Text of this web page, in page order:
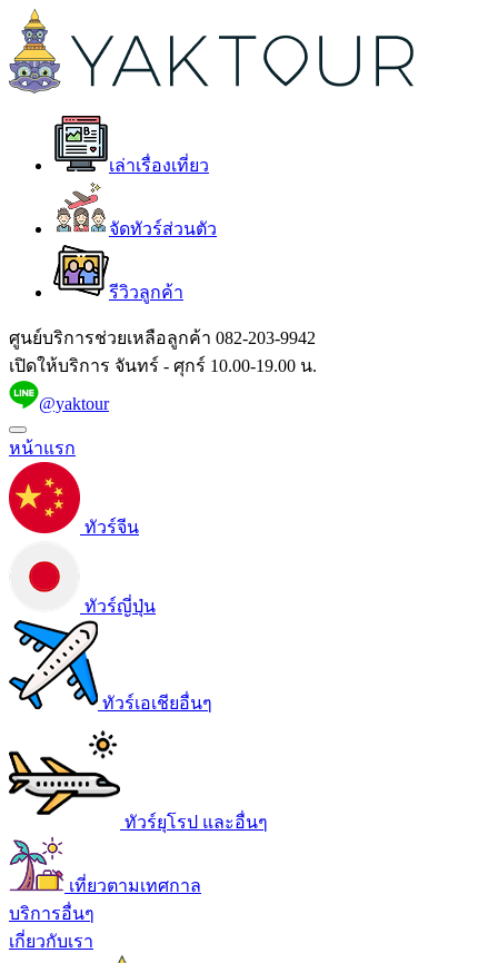
เล่าเรื่องเที่ยว
จัดทัวร์ส่วนตัว
รีวิวลูกค้า
ศูนย์บริการช่วยเหลือลูกค้า 082-203-9942
เปิดให้บริการ จันทร์ - ศุกร์ 10.00-19.00 น.
@yaktour
หน้าแรก
ทัวร์จีน
ทัวร์ญี่ปุ่น
ทัวร์เอเชียอื่นๆ
ทัวร์ยุโรป และอื่นๆ
เที่ยวตามเทศกาล
บริการอื่นๆ
เกี่ยวกับเรา